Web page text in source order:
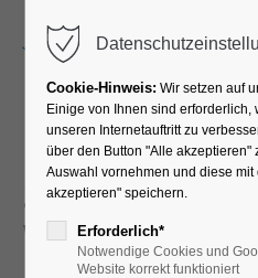
Führung
Schäferkämper
Wassermühle
Cookie-Hinweis: Wir setzen auf
Einige von Ihnen sind
unseren Internetauftritt zu
über den Button "Alle akzeptieren"
Auswahl vornehmen und diese mit
akzeptieren" speichern.
Erforderlich*
Notwendige Cookies und
Website korrekt funktioniert